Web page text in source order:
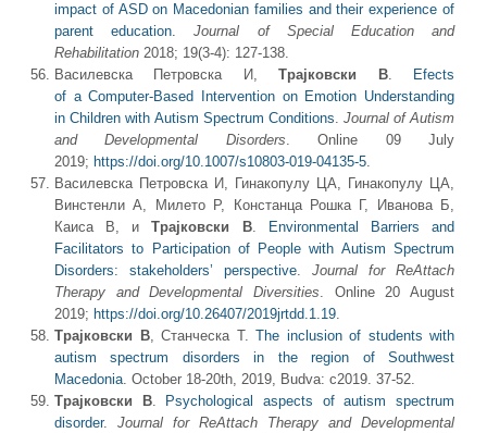
impact of ASD on Macedonian families and their experience of
parent education.
Journal of Special Education and
Rehabilitation 2018; 19(3-4): 127-138.
Василевска Петровска И,Трајковски В.
Efects
of a Computer‑Based Intervention on Emotion Understanding
in Children with Autism Spectrum Conditions. Journal of Autism
and Developmental Disorders. Online 09 July
2019; https://doi.org/10.1007/s10803-019-04135-5.
Василевска Петровска И, Гинакопулу ЦА, Гинакопулу ЦА,
Винстенли А, Милето Р, Констанца Рошка Г, Иванова Б,
Каиса В, иТрајковски В.
Environmental Barriers and
Facilitators to Participation of People with Autism Spectrum
Disorders: stakeholders’ perspective. Journal for ReAttach
Therapy and Developmental Diversities. Online 20 August
2019; https://doi.org/10.26407/2019jrtdd.1.19.
Трајковски В, Станческа Т. The inclusion of students with
autism spectrum disorders in the region of Southwest
Macedonia. October 18-20th, 2019, Budva: c2019. 37-52.
Трајковски В.
Psychological aspects of autism spectrum
disorder. Journal for ReAttach Therapy and Developmental